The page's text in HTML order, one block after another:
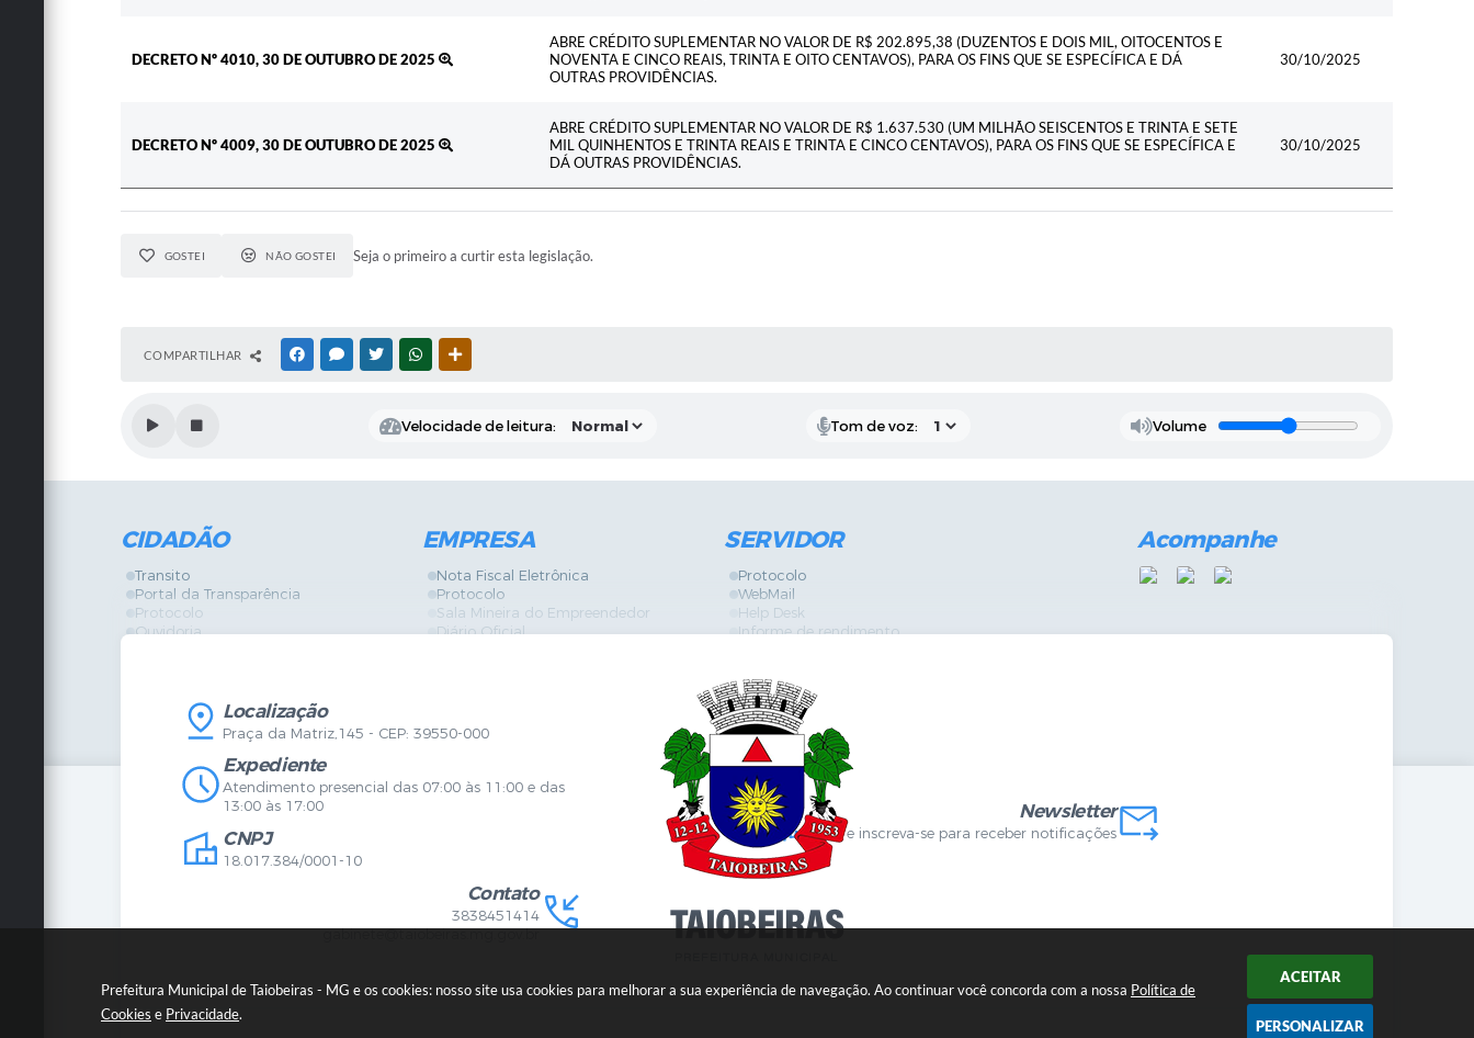
Prefeitura Municipal de Taiobeiras - MG e os cookies: nosso site usa cookies para melhorar a sua experiência de navegação. Ao continuar você concorda com a nossa Política de
Cookies e Privacidade.
ACEITAR
PERSONALIZAR
DECRETO Nº 4010, 30 DE OUTUBRO DE 2025
ABRE CRÉDITO SUPLEMENTAR NO VALOR DE R$ 202.895,38 (DUZENTOS E DOIS MIL, OITOCENTOS E
NOVENTA E CINCO REAIS, TRINTA E OITO CENTAVOS), PARA OS FINS QUE SE ESPECÍFICA E DÁ
OUTRAS PROVIDÊNCIAS.
30/10/2025
DECRETO Nº 4009, 30 DE OUTUBRO DE 2025
ABRE CRÉDITO SUPLEMENTAR NO VALOR DE R$ 1.637.530 (UM MILHÃO SEISCENTOS E TRINTA E SETE
MIL QUINHENTOS E TRINTA REAIS E TRINTA E CINCO CENTAVOS), PARA OS FINS QUE SE ESPECÍFICA E
DÁ OUTRAS PROVIDÊNCIAS.
30/10/2025
GOSTEI NÃO GOSTEI Seja o primeiro a curtir esta legislação.
COMPARTILHAR FACEBOOKMESSENGER
TWITTERWHATSAPP
Velocidade de leitura: Tom de voz: Volume
CIDADÃO
Transito
Portal da Transparência
Protocolo
Ouvidoria
Legislação
Diário Oficial
Mapa do Site
Certidões
Agenda de Eventos
Concursos
Telefones Úteis
EMPRESA
Nota Fiscal Eletrônica
Protocolo
Sala Mineira do Empreendedor
Diário Oficial
Serviços Online
Vigilância Sanitária
SERVIDOR
Protocolo
WebMail
Help Desk
Informe de rendimento
GPI
Diário Oficial
Fale com RH
SGDI - Sistema de Gerência de Demandas Internas
Concurso Público e Processo Seletivo
Portal da Atenção Primaria
Acompanhe
Localização
Praça da Matriz,145 - CEP: 39550-000
Expediente
Atendimento presencial das 07:00 às 11:00 e das
13:00 às 17:00
CNPJ
18.017.384/0001-10
Contato
3838451414
gabinete@taiobeiras.mg.gov.br
Newsletter
Clique aquie inscreva-se para receber notificações